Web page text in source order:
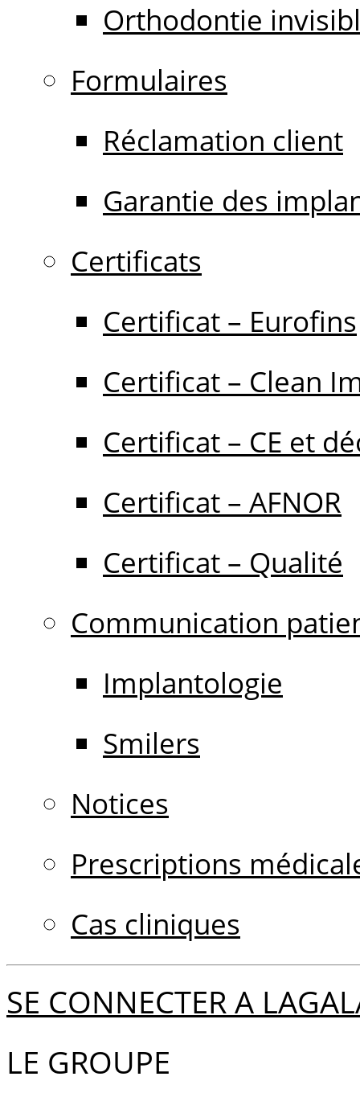
Orthodontie
Formulaires
Réclamation client
Garantie des
Certificats
Certificat – Eurofins
Certificat – Clean
Certificat – CE et
Certificat – AFNOR
Certificat – Qualité
Communication
Implantologie
Smilers
Notices
Prescriptions
Cas cliniques
SE CONNECTER A
LE GROUPE